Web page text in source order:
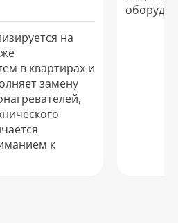
на
в квартирах и
замену
к